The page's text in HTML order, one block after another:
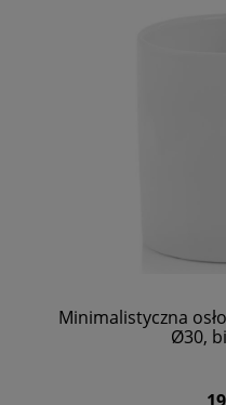
Minimalistyczna
Ø30,